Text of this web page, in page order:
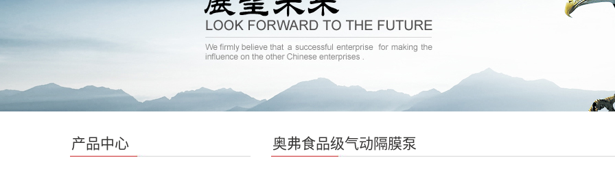
奥弗食品级气动隔膜泵
产品中心